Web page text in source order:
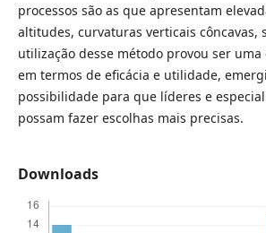
processos são as que apresentam
altitudes, curvaturas verticais côncavas,
utilização desse método provou ser uma
em termos de eficácia e utilidade,
possibilidade para que líderes e
possam fazer escolhas mais precisas.
Downloads